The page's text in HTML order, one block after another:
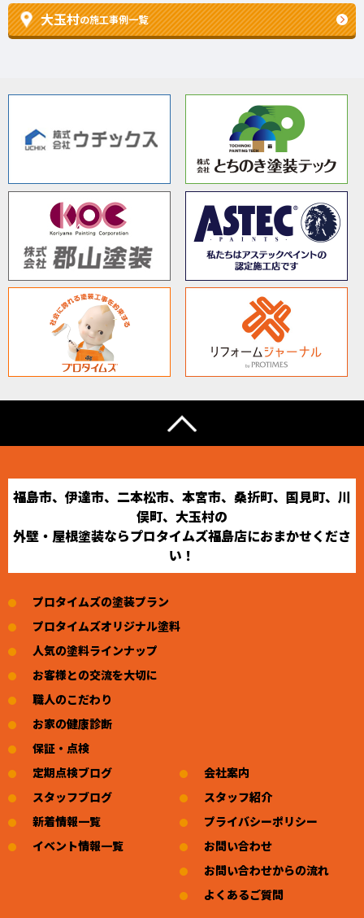
大玉村の施工事例一覧
福島市、伊達市、二本松市、本宮市、桑折町、国見町、川
俣町、大玉村の
外壁・屋根塗装ならプロタイムズ福島店におまかせくださ
い！
プロタイムズの塗装プラン
プロタイムズオリジナル塗料
人気の塗料ラインナップ
お客様との交流を大切に
職人のこだわり
お家の健康診断
保証・点検
定期点検ブログ
スタッフブログ
新着情報一覧
イベント情報一覧
会社案内
スタッフ紹介
プライバシーポリシー
お問い合わせ
お問い合わせからの流れ
よくあるご質問